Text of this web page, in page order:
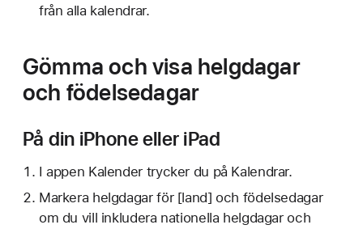
från alla kalendrar.
Gömma och visa helgdagar
och födelsedagar
På din iPhone eller iPad
I appen Kalender trycker du på Kalendrar.
Markera helgdagar för [land] och födelsedagar
om du vill inkludera nationella helgdagar och